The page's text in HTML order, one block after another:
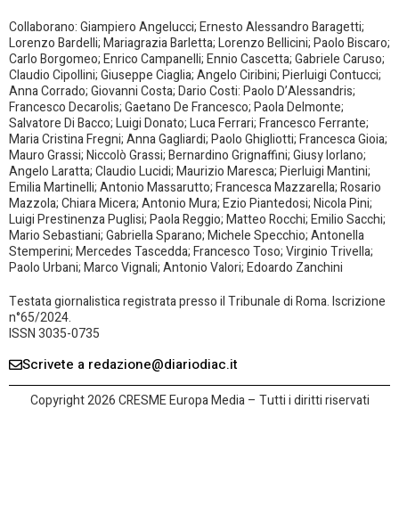
Collaborano: Giampiero Angelucci; Ernesto Alessandro Baragetti;
Lorenzo Bardelli; Mariagrazia Barletta; Lorenzo Bellicini; Paolo Biscaro;
Carlo Borgomeo; Enrico Campanelli; Ennio Cascetta; Gabriele Caruso;
Claudio Cipollini; Giuseppe Ciaglia; Angelo Ciribini; Pierluigi Contucci;
Anna Corrado; Giovanni Costa; Dario Costi: Paolo D’Alessandris;
Francesco Decarolis; Gaetano De Francesco; Paola Delmonte;
Salvatore Di Bacco; Luigi Donato; Luca Ferrari; Francesco Ferrante;
Maria Cristina Fregni; Anna Gagliardi; Paolo Ghigliotti; Francesca Gioia;
Mauro Grassi; Niccolò Grassi; Bernardino Grignaffini; Giusy Iorlano;
Angelo Laratta; Claudio Lucidi; Maurizio Maresca; Pierluigi Mantini;
Emilia Martinelli; Antonio Massarutto; Francesca Mazzarella; Rosario
Mazzola; Chiara Micera; Antonio Mura; Ezio Piantedosi; Nicola Pini;
Luigi Prestinenza Puglisi; Paola Reggio; Matteo Rocchi; Emilio Sacchi;
Mario Sebastiani; Gabriella Sparano; Michele Specchio; Antonella
Stemperini; Mercedes Tascedda; Francesco Toso; Virginio Trivella;
Paolo Urbani; Marco Vignali; Antonio Valori; Edoardo Zanchini
Testata giornalistica registrata presso il Tribunale di Roma. Iscrizione
n°65/2024.
ISSN 3035-0735
Scrivete a redazione@diariodiac.it
Copyright 2026 CRESME Europa Media – Tutti i diritti riservati